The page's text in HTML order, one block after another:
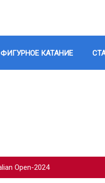
ФИГУРНОЕ КАТАНИЕ
Open-2024